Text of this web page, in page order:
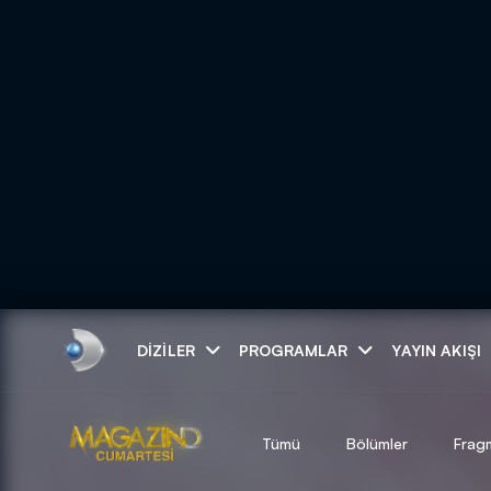
DIZILER PROGRAMLAR YAYIN AKIŞI
Tümü Bölümler